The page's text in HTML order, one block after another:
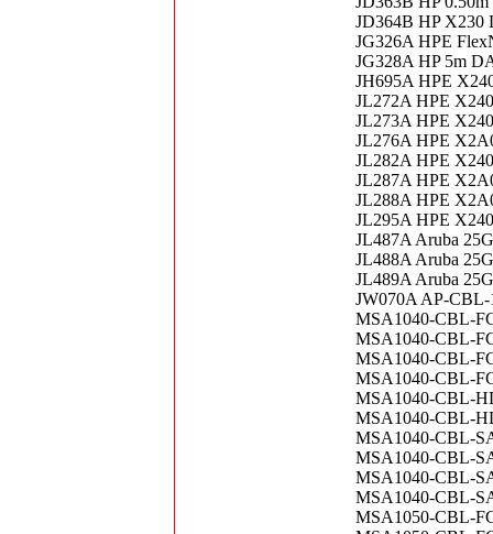
JD364B HP X230
JG326A HPE
JG328A HP 5m
JH695A HPE
JL272A HPE
JL273A HPE
JL276A HPE
JL282A HPE
JL287A HPE
JL288A HPE
JL295A HPE
JL487A Aruba
JL488A Aruba
JL489A Aruba
JW070A AP-CBL-
MSA1040-CBL-
MSA1040-CBL-
MSA1040-CBL-
MSA1040-CBL-
MSA1040-CBL-
MSA1040-CBL-
MSA1040-CBL-
MSA1040-CBL-
MSA1040-CBL-
MSA1040-CBL-
MSA1050-CBL-